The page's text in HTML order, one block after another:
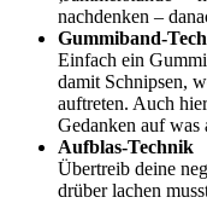
nachdenken –
Gummiband-
Einfach ein
damit Schnipsen,
auftreten. Auch
Gedanken auf was
Aufblas-Technik
Übertreib deine
drüber lachen